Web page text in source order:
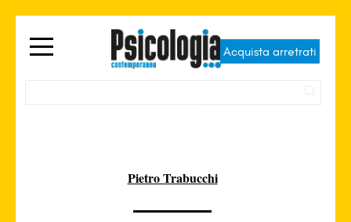
Acquista arretrati
Pietro Trabucchi